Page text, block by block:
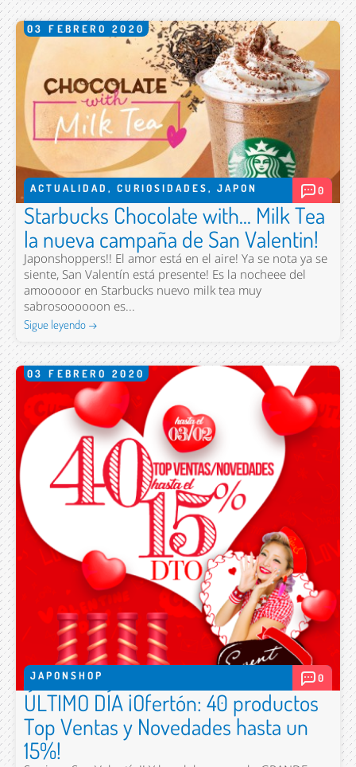
03 FEBRERO 2020
ACTUALIDAD , CURIOSIDADES, JAPON 0
Starbucks Chocolate with... Milk Tea
la nueva campaña de San Valentin!
Japonshoppers!! El amor está en el aire! Ya se nota ya se
siente, San Valentín está presente! Es la nocheee del
amooooor en Starbucks nuevo milk tea muy
sabrosoooooon es...
Sigue leyendo →
03 FEBRERO 2020
JAPONSHOP 0
ÚLTIMO DÍA ¡Ofertón: 40 productos
Top Ventas y Novedades hasta un
15%!